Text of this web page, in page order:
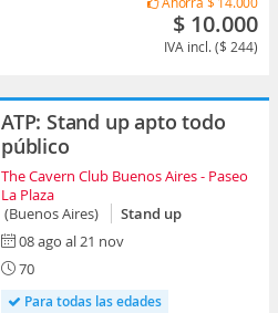
$ 10.000
IVA incl. ($ 244)
ATP: Stand up apto todo
público
The Cavern Club Buenos Aires - Paseo
La Plaza
(Buenos Aires)
Stand up
08 ago al 21 nov
70
Para todas las edades